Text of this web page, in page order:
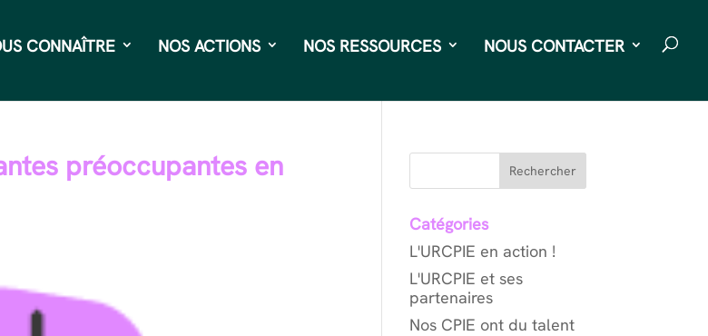
CONNAÎTRE NOS ACTIONS NOS RESSOURCES NOUS CONTACTER
préoccupantes en Rechercher
Catégories
L'URCPIE en action !
L'URCPIE et ses
partenaires
Nos CPIE ont du talent